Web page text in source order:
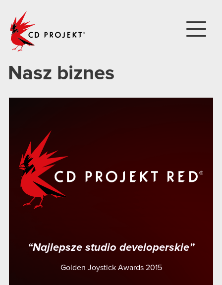
Nasz biznes
“Najlepsze studio developerskie”
Golden Joystick Awards 2015